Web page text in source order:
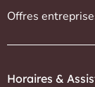
Offres
Horaires &